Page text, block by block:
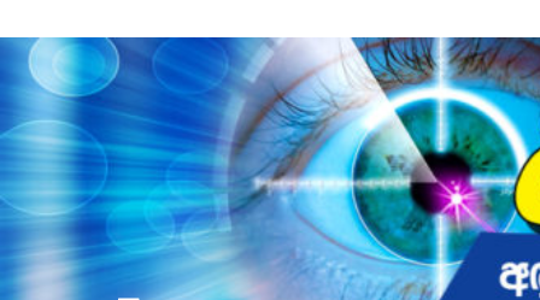
to
contentvinivida.lk